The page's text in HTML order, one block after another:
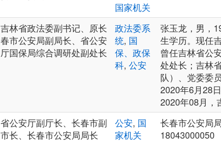
国家机关
吉林省政法委副书记、原长
春市公安局副局长、省公安
厅国保局综合调研处副处长
政法委系
统, 国
保、政保
科, 公安
张玉龙，男，
生学历。现任
曾任吉林省公
处处长；吉林
队）、党委委员
2020年6月28
2020年08月，
省公安厅副厅长、长春市副
市长、长春市公安局局长
公安, 国
家机关
长春市公安局
18043000050